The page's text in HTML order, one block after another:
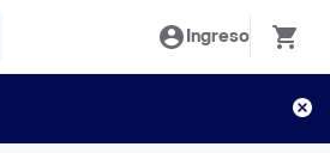
Ingreso